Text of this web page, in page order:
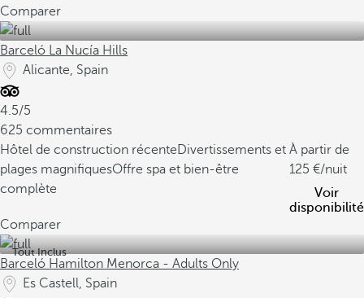
Comparer
Barceló La Nucía Hills
Alicante, Spain
4.5/5
625 commentaires
Hôtel de construction récenteDivertissements et
plages magnifiquesOffre spa et bien-être
complète
À partir de
125
/nuit
Voir
disponibilité
Comparer
Tout Inclus
Barceló Hamilton Menorca - Adults Only
Es Castell, Spain